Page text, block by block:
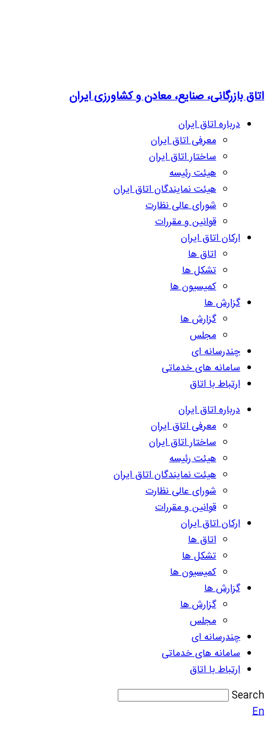
اتاق بازرگانی، صنایع، معادن و کشاورزی ایران
درباره اتاق ایران
معرفی اتاق ایران
ساختار اتاق ایران
هیئت رئیسه
هیئت نمایندگان اتاق ایران
شورای عالی نظارت
قوانین و مقررات
ارکان اتاق ایران
اتاق ها
تشکل ها
کمیسیون ها
گزارش ها
گزارش ها
مجلس
چندرسانه ای
سامانه های خدماتی
ارتباط با اتاق
درباره اتاق ایران
معرفی اتاق ایران
ساختار اتاق ایران
هیئت رئیسه
هیئت نمایندگان اتاق ایران
شورای عالی نظارت
قوانین و مقررات
ارکان اتاق ایران
اتاق ها
تشکل ها
کمیسیون ها
گزارش ها
گزارش ها
مجلس
چندرسانه ای
سامانه های خدماتی
ارتباط با اتاق
Search
En